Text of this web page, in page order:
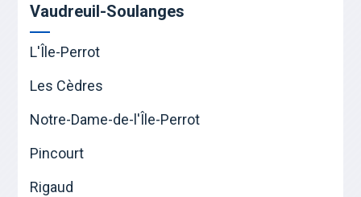
Vaudreuil-Soulanges
L'Île-Perrot
Les Cèdres
Notre-Dame-de-l'Île-Perrot
Pincourt
Rigaud